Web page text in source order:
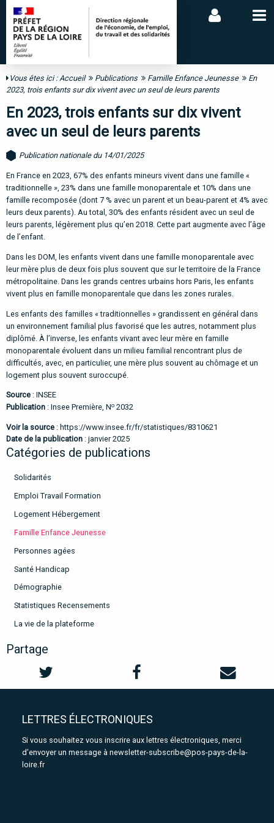
Vous êtes ici :Accueil Publications Famille Enfance Jeunesse
En
2023, trois enfants sur dix vivent avec un seul de leurs parents
En 2023, trois enfants sur dix vivent
avec un seul de leurs parents
Publication nationale du 14/01/2025
En France en 2023, 67% des enfants mineurs vivent dans une famille «
traditionnelle », 23% dans une famille monoparentale et 10% dans une
famille recomposée (dont 7 % avec un parent et un beau-parent et 4% avec
leurs deux parents). Au total, 30% des enfants résident avec un seul de
leurs parents, légèrement plus qu’en 2018. Cette part augmente avec l’âge
de l’enfant.
Dans les DOM, les enfants vivent dans une famille monoparentale avec
leur mère plus de deux fois plus souvent que sur le territoire de la France
métropolitaine. Dans les grands centres urbains hors Paris, les enfants
vivent plus en famille monoparentale que dans les zones rurales.
Les enfants des familles « traditionnelles » grandissent en général dans
un environnement familial plus favorisé que les autres, notamment plus
diplômé. À l’inverse, les enfants vivant avec leur mère en famille
monoparentale évoluent dans un milieu familial rencontrant plus de
difficultés, avec, en particulier, une mère plus souvent au chômage et un
logement plus souvent suroccupé.
Source : INSEE
Publication : Insee Première, No 2032
Voir la source : https://www.insee.fr/fr/statistiques/8310621
Date de la publication : janvier 2025
Catégories de publications
Solidarités
Emploi Travail Formation
Logement Hébergement
Famille Enfance Jeunesse
Personnes agées
Santé Handicap
Démographie
Statistiques Recensements
La vie de la plateforme
Partage
LETTRES ÉLECTRONIQUES
Si vous souhaitez vous inscrire aux lettres électroniques, merci
d'envoyer un message à newsletter-subscribe@pos-pays-de-la-
loire.fr